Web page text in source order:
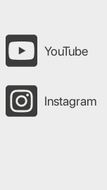
YouTube
Instagram